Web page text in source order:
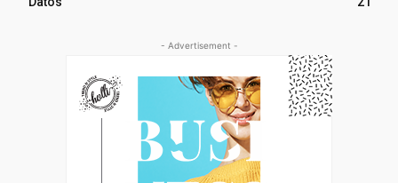
- Advertisement -